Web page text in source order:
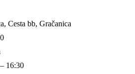
Cesta bb, Gračanica
16:30